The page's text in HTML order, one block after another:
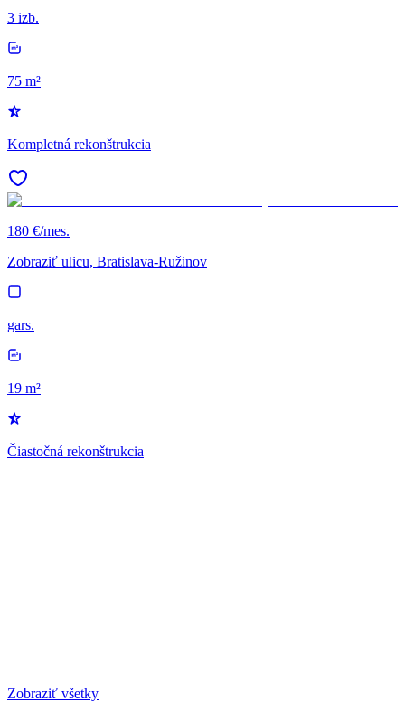
3 izb.
75 m²
Kompletná rekonštrukcia
180 €/mes.
Zobraziť ulicu, Bratislava-Ružinov
gars.
19 m²
Čiastočná rekonštrukcia
Zobraziť všetky